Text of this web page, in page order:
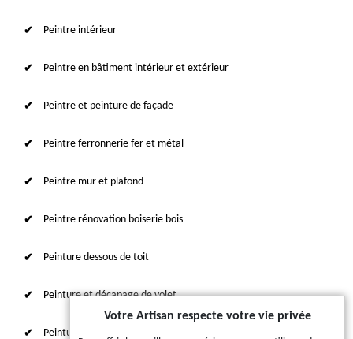
Peintre intérieur
Peintre en bâtiment intérieur et extérieur
Peintre et peinture de façade
Peintre ferronnerie fer et métal
Peintre mur et plafond
Peintre rénovation boiserie bois
Peinture dessous de toit
Peinture et décapage de volet
Peinture sur tuile et toiture
Votre Artisan respecte votre vie privée